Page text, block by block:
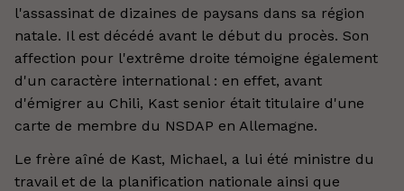
l'assassinat de dizaines de paysans dans sa région
natale. Il est décédé avant le début du procès. Son
affection pour l'extrême droite témoigne également
d'un caractère international : en effet, avant
d'émigrer au Chili, Kast senior était titulaire d'une
carte de membre du NSDAP en Allemagne.
Le frère aîné de Kast, Michael, a lui été ministre du
travail et de la planification nationale ainsi que